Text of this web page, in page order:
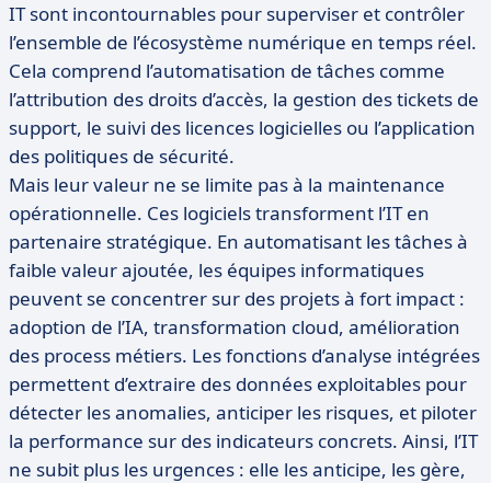
IT sont incontournables pour superviser et contrôler
l’ensemble de l’écosystème numérique en temps réel.
Cela comprend l’automatisation de tâches comme
l’attribution des droits d’accès, la gestion des tickets de
support, le suivi des licences logicielles ou l’application
des politiques de sécurité.
Mais leur valeur ne se limite pas à la maintenance
opérationnelle. Ces logiciels transforment l’IT en
partenaire stratégique. En automatisant les tâches à
faible valeur ajoutée, les équipes informatiques
peuvent se concentrer sur des projets à fort impact :
adoption de l’IA, transformation cloud, amélioration
des process métiers. Les fonctions d’analyse intégrées
permettent d’extraire des données exploitables pour
détecter les anomalies, anticiper les risques, et piloter
la performance sur des indicateurs concrets. Ainsi, l’IT
ne subit plus les urgences : elle les anticipe, les gère,